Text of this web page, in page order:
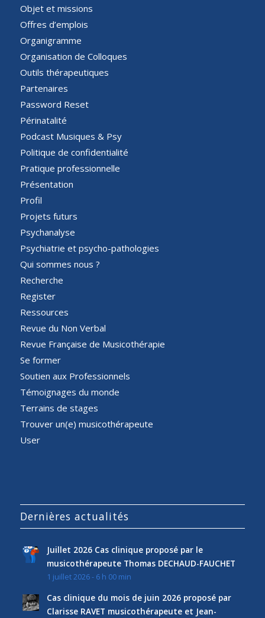
Objet et missions
Offres d’emplois
Organigramme
Organisation de Colloques
Outils thérapeutiques
Partenaires
Password Reset
Périnatalité
Podcast Musiques & Psy
Politique de confidentialité
Pratique professionnelle
Présentation
Profil
Projets futurs
Psychanalyse
Psychiatrie et psycho-pathologies
Qui sommes nous ?
Recherche
Register
Ressources
Revue du Non Verbal
Revue Française de Musicothérapie
Se former
Soutien aux Professionnels
Témoignages du monde
Terrains de stages
Trouver un(e) musicothérapeute
User
Dernières actualités
Juillet 2026 Cas clinique proposé par le
musicothérapeute Thomas DECHAUD-FAUCHET
1 juillet 2026 - 6 h 00 min
Cas clinique du mois de juin 2026 proposé par
Clarisse RAVET musicothérapeute et Jean-